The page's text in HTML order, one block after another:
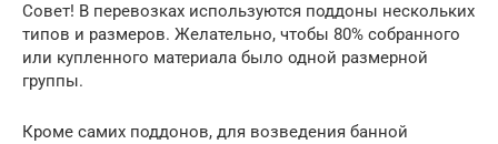
Совет! В перевозках используются поддоны нескольких
типов и размеров. Желательно, чтобы 80% собранного
или купленного материала было одной размерной
группы.
Кроме самих поддонов, для возведения банной